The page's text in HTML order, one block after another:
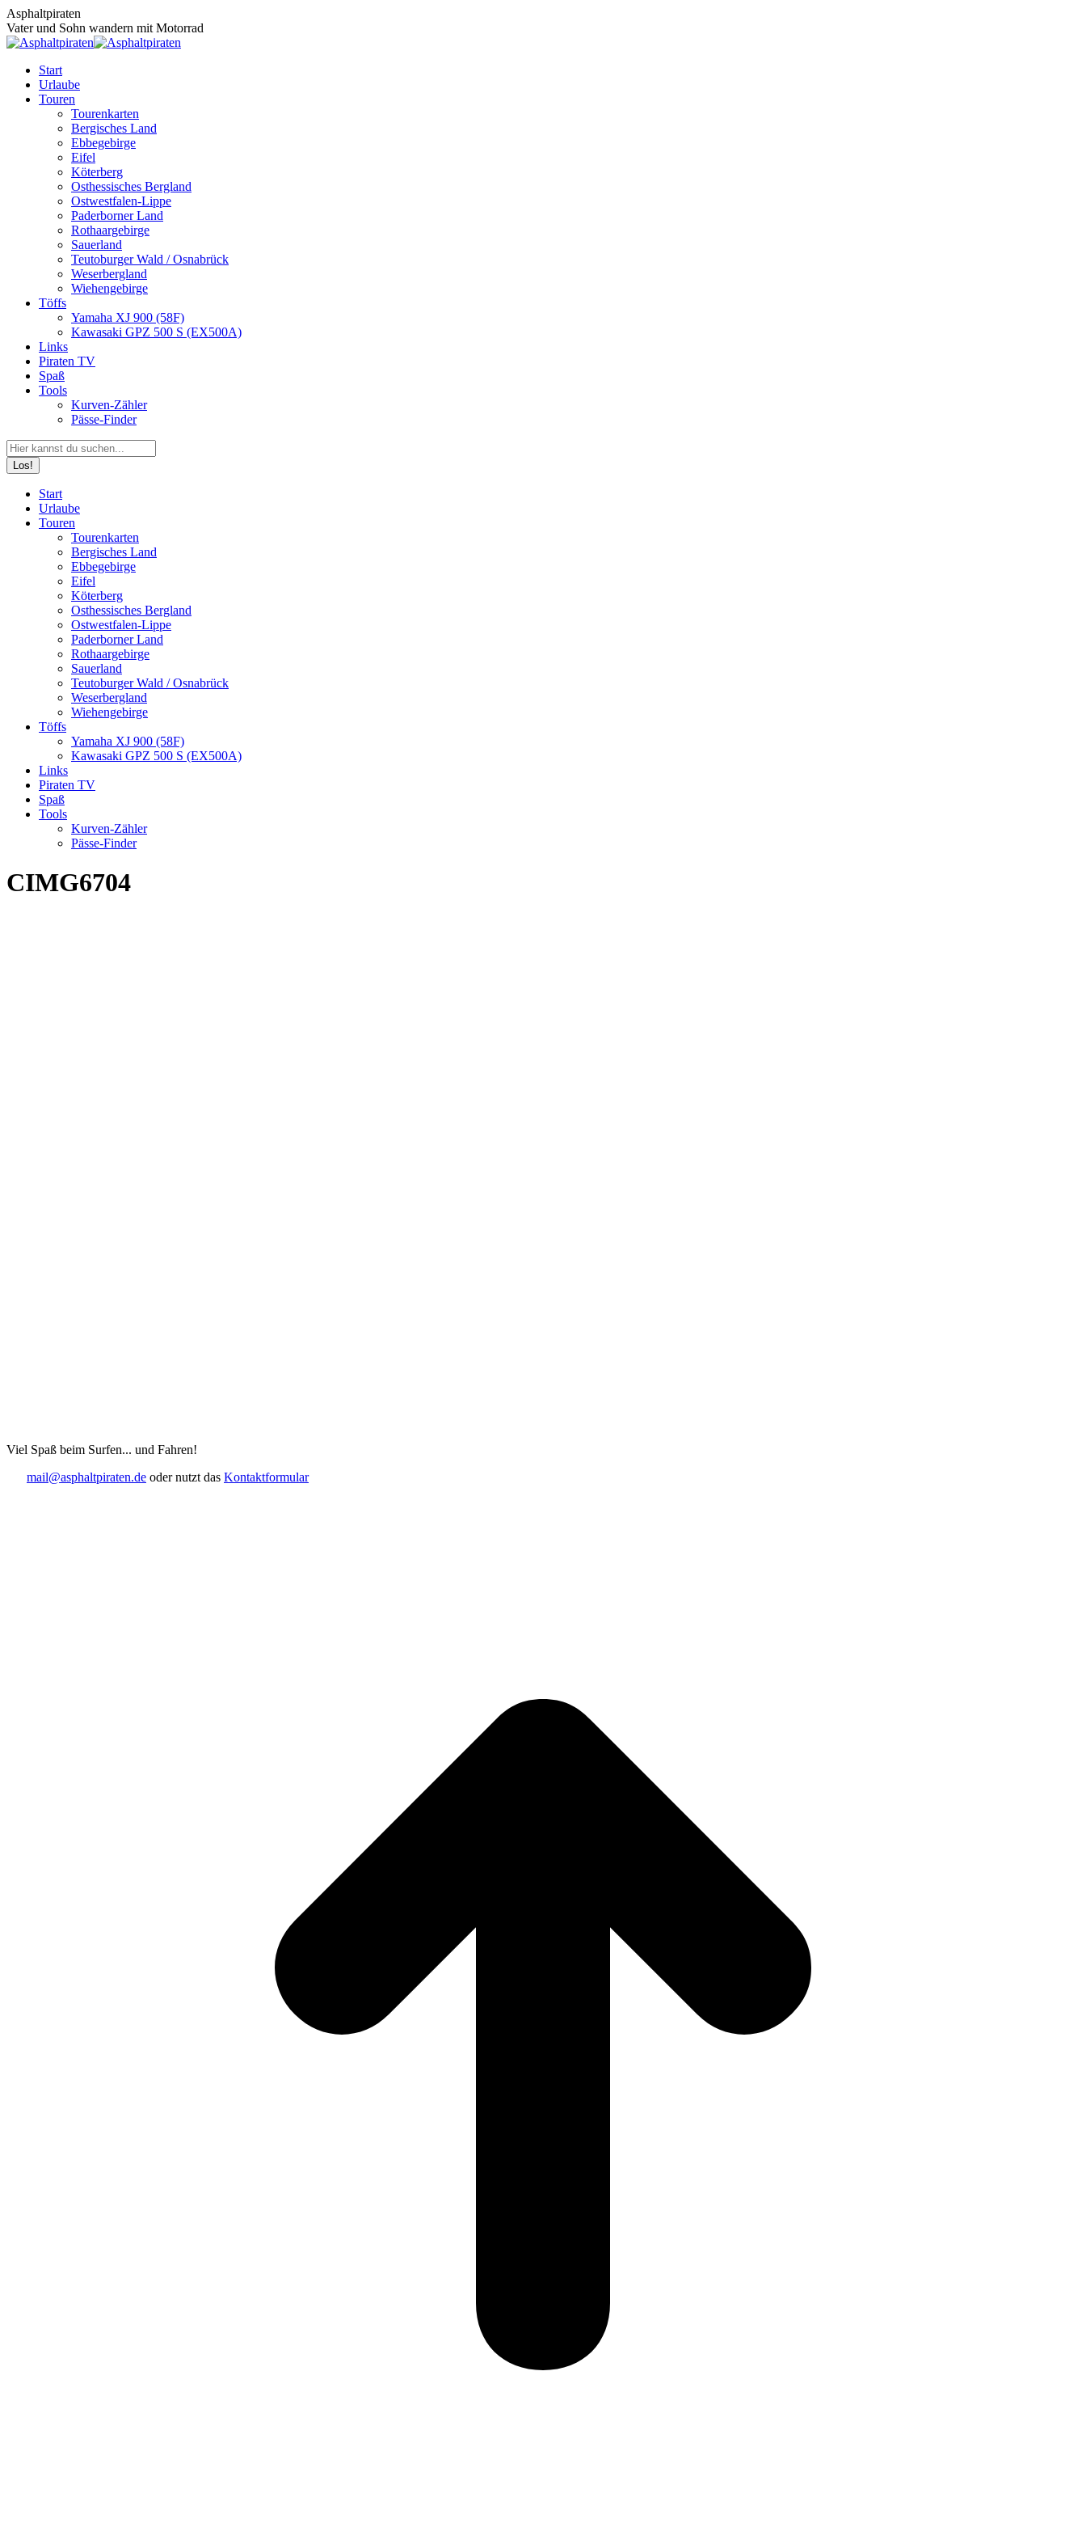
Zum
Inhalt
springen
Asphaltpiraten
Vater und Sohn wandern mit Motorrad
Start
Urlaube
Touren
Tourenkarten
Bergisches Land
Ebbegebirge
Eifel
Köterberg
Osthessisches Bergland
Ostwestfalen-Lippe
Paderborner Land
Rothaargebirge
Sauerland
Teutoburger Wald / Osnabrück
Weserbergland
Wiehengebirge
Töffs
Yamaha XJ 900 (58F)
Kawasaki GPZ 500 S (EX500A)
Links
Piraten TV
Spaß
Tools
Kurven-Zähler
Pässe-Finder
Search:
page
opens
page
opens
page
opens
Start
Urlaube
Touren
Tourenkarten
Bergisches Land
Ebbegebirge
Eifel
Köterberg
Osthessisches Bergland
Ostwestfalen-Lippe
Paderborner Land
Rothaargebirge
Sauerland
Teutoburger Wald / Osnabrück
Weserbergland
Wiehengebirge
Töffs
Yamaha XJ 900 (58F)
Kawasaki GPZ 500 S (EX500A)
Links
Piraten TV
Spaß
Tools
Kurven-Zähler
Pässe-Finder
CIMG6704
Viel Spaß beim Surfen... und Fahren!
mail@asphaltpiraten.de oder nutzt das Kontaktformular